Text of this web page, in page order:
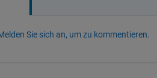
Sie sich an, um zu kommentieren.